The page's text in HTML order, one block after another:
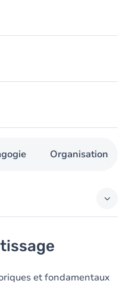
Organisation
et fondamentaux